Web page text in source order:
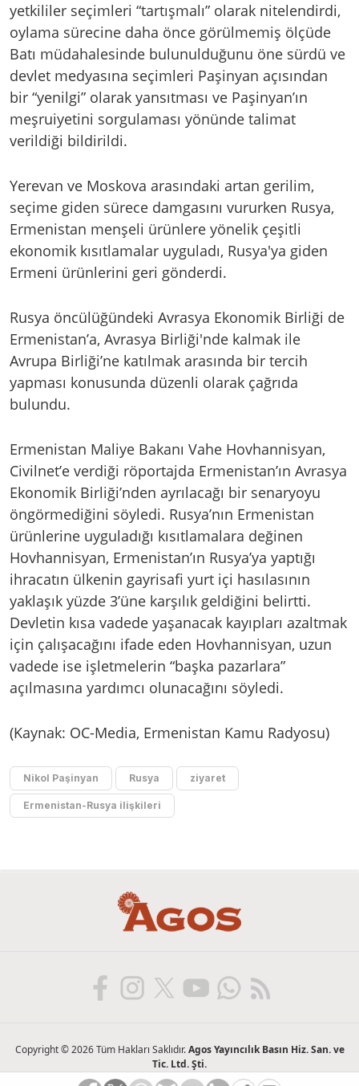
yetkililer seçimleri “tartışmalı” olarak nitelendirdi,
oylama sürecine daha önce görülmemiş ölçüde
Batı müdahalesinde bulunulduğunu öne sürdü ve
devlet medyasına seçimleri Paşinyan açısından
bir “yenilgi” olarak yansıtması ve Paşinyan’ın
meşruiyetini sorgulaması yönünde talimat
verildiği bildirildi.
Yerevan ve Moskova arasındaki artan gerilim,
seçime giden sürece damgasını vururken Rusya,
Ermenistan menşeli ürünlere yönelik çeşitli
ekonomik kısıtlamalar uyguladı, Rusya'ya giden
Ermeni ürünlerini geri gönderdi.
Rusya öncülüğündeki Avrasya Ekonomik Birliği de
Ermenistan’a, Avrasya Birliği'nde kalmak ile
Avrupa Birliği’ne katılmak arasında bir tercih
yapması konusunda düzenli olarak çağrıda
bulundu.
Ermenistan Maliye Bakanı Vahe Hovhannisyan,
Civilnet’e verdiği röportajda Ermenistan’ın Avrasya
Ekonomik Birliği’nden ayrılacağı bir senaryoyu
öngörmediğini söyledi. Rusya’nın Ermenistan
ürünlerine uyguladığı kısıtlamalara değinen
Hovhannisyan, Ermenistan’ın Rusya’ya yaptığı
ihracatın ülkenin gayrisafi yurt içi hasılasının
yaklaşık yüzde 3’üne karşılık geldiğini belirtti.
Devletin kısa vadede yaşanacak kayıpları azaltmak
için çalışacağını ifade eden Hovhannisyan, uzun
vadede ise işletmelerin “başka pazarlara”
açılmasına yardımcı olunacağını söyledi.
(Kaynak: OC-Media, Ermenistan Kamu Radyosu)
Nikol Paşinyan Rusya ziyaret
Ermenistan-Rusya ilişkileri
Copyright © 2026 Tüm Hakları Saklıdır.Agos Yayıncılık Basın Hiz. San. ve
Tic. Ltd. Şti.